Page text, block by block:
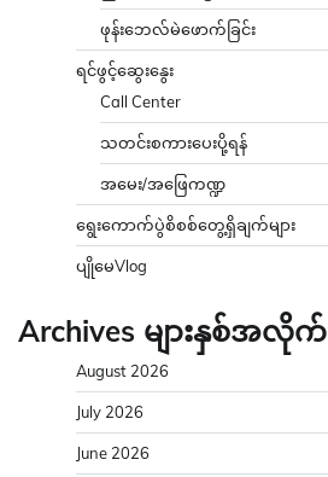
ဖုန်းဘေလ်မဲဖောက်ခြင်း
ရင်ဖွင့်ဆွေးနွေး
Call Center
သတင်းစကားပေးပို့ရန်
အမေး/အဖြေကဏ္ဍ
ရွေးကောက်ပွဲစိစစ်တွေ့ရှိချက်များ
ပျိုမေVlog
Archives များနှစ်အလိုက်
August 2026
July 2026
June 2026